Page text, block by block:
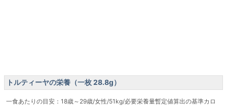
トルティーヤの栄養（一枚 28.8g）
一食あたりの目安：18歳～29歳/女性/51kg/必要栄養量暫定値算出の基準カロ